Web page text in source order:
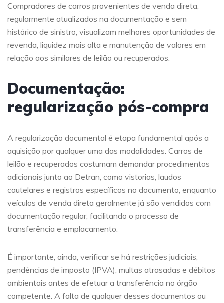
Compradores de carros provenientes de venda direta,
regularmente atualizados na documentação e sem
histórico de sinistro, visualizam melhores oportunidades de
revenda, liquidez mais alta e manutenção de valores em
relação aos similares de leilão ou recuperados.
Documentação:
regularização pós-compra
A regularização documental é etapa fundamental após a
aquisição por qualquer uma das modalidades. Carros de
leilão e recuperados costumam demandar procedimentos
adicionais junto ao Detran, como vistorias, laudos
cautelares e registros específicos no documento, enquanto
veículos de venda direta geralmente já são vendidos com
documentação regular, facilitando o processo de
transferência e emplacamento.
É importante, ainda, verificar se há restrições judiciais,
pendências de imposto (IPVA), multas atrasadas e débitos
ambientais antes de efetuar a transferência no órgão
competente. A falta de qualquer desses documentos ou